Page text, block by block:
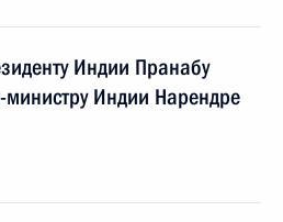
Индии Пранабу
Индии Нарендре